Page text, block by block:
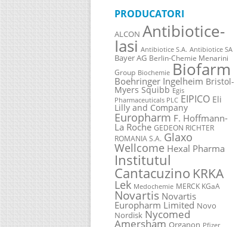
PRODUCATORI
ALCON Antibiotice-
Iasi Antibiotice S.A. Antibiotice SA
Bayer AG Berlin-Chemie Menarini
Group Biochemie Biofarm
Boehringer Ingelheim Bristol-
Myers Squibb Egis
Pharmaceuticals PLC EIPICO Eli
Lilly and Company
Europharm F. Hoffmann-
La Roche GEDEON RICHTER
ROMANIA S.A. Glaxo
Wellcome Hexal Pharma
Institutul
Cantacuzino KRKA
Lek Medochemie MERCK KGaA
Novartis Novartis
Europharm Limited Novo
Nordisk Nycomed
Amersham Organon Pfizer